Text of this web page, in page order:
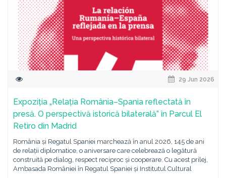
29 Jun 2026
Expoziția „Relația România–Spania reflectată în
presă. O perspectivă istorică bilaterală” în Parcul El
Retiro din Madrid
România și Regatul Spaniei marchează în anul 2026, 145 de ani
de relații diplomatice, o aniversare care celebrează o legătură
construită pe dialog, respect reciproc și cooperare. Cu acest prilej,
Ambasada României în Regatul Spaniei și Institutul Cultural